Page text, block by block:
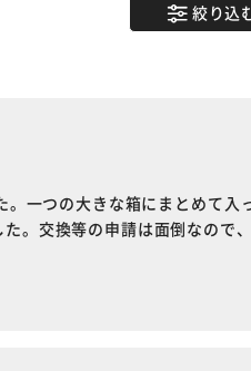
絞り込
一つの大きな箱にまとめて入
。交換等の申請は面倒なので